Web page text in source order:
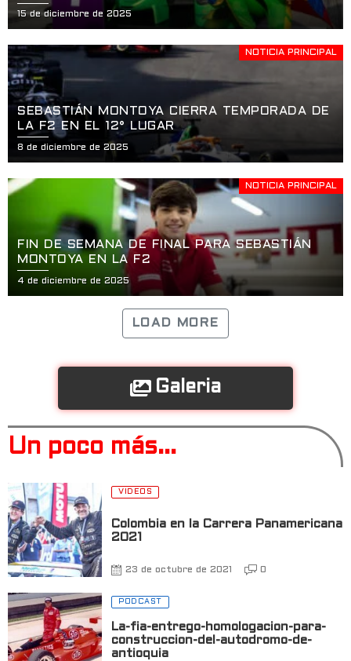
15 de diciembre de 2025
NOTICIA PRINCIPAL
SEBASTIÁN MONTOYA CIERRA TEMPORADA DE
LA F2 EN EL 12° LUGAR
8 de diciembre de 2025
NOTICIA PRINCIPAL
FIN DE SEMANA DE FINAL PARA SEBASTIÁN
MONTOYA EN LA F2
4 de diciembre de 2025
LOAD MORE
Galeria
Un poco más...
VIDEOS
Colombia en la Carrera Panamericana
2021
23 de octubre de 2021 0
PODCAST
La-fia-entrego-homologacion-para-
construccion-del-autodromo-de-
antioquia